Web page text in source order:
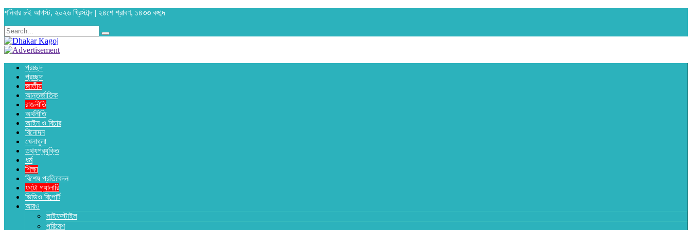
শনিবার ৮ই আগস্ট, ২০২৬ খ্রিস্টাব্দ | ২৪শে শ্রাবণ, ১৪৩৩ বঙ্গাব্দ
প্রচ্ছদ
প্রচ্ছদ
জাতীয়
আন্তর্জাতিক
রাজনীতি
অর্থনীতি
আইন ও বিচার
বিনোদন
খেলাধুলা
তথ্যপ্রযুক্তি
ধর্ম
শিক্ষা
বিশেষ প্রতিবেদন
ফটো গ্যালারি
ভিডিও রিপোর্ট
আরও
লাইফস্টাইল
পরিবেশ